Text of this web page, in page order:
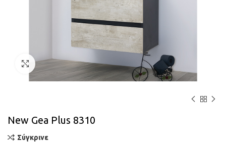
Κάντε κλικ για μεγέθυνση
New Gea Plus 8310
Σύγκρινε